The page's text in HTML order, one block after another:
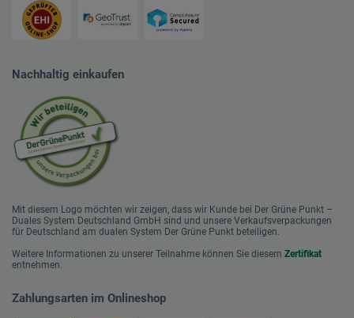
Nachhaltig einkaufen
Mit diesem Logo möchten wir zeigen, dass wir Kunde bei Der Grüne Punkt –
Duales System Deutschland GmbH sind und unsere Verkaufsverpackungen
für Deutschland am dualen System Der Grüne Punkt beteiligen.
Weitere Informationen zu unserer Teilnahme können Sie diesem Zertifikat
entnehmen.
Zahlungsarten im Onlineshop